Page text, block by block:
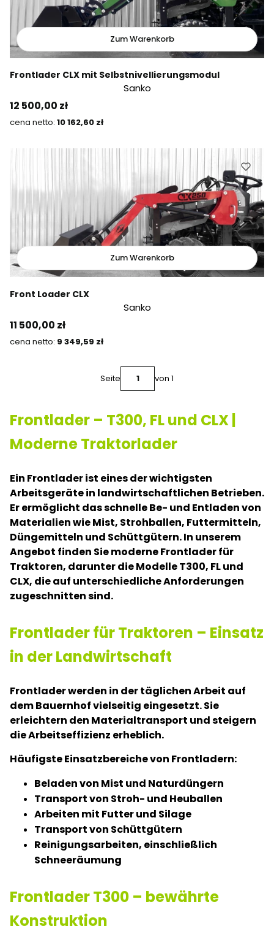
Zum Warenkorb
Frontlader CLX mit Selbstnivellierungsmodul
Sanko
Preis
12 500,00 zł
Preis
10 162,60 zł
Zum Warenkorb
Front Loader CLX
Sanko
Preis
11 500,00 zł
Preis
9 349,59 zł
Seite von 1
Frontlader – T300, FL und CLX |
Moderne Traktorlader
Ein Frontlader ist eines der wichtigsten
Arbeitsgeräte in landwirtschaftlichen Betrieben.
Er ermöglicht das schnelle Be- und Entladen von
Materialien wie Mist, Strohballen, Futtermitteln,
Düngemitteln und Schüttgütern. In unserem
Angebot finden Sie moderne Frontlader für
Traktoren, darunter die Modelle T300, FL und
CLX, die auf unterschiedliche Anforderungen
zugeschnitten sind.
Frontlader für Traktoren – Einsatz
in der Landwirtschaft
Frontlader werden in der täglichen Arbeit auf
dem Bauernhof vielseitig eingesetzt. Sie
erleichtern den Materialtransport und steigern
die Arbeitseffizienz erheblich.
Häufigste Einsatzbereiche von Frontladern:
Beladen von Mist und Naturdüngern
Transport von Stroh- und Heuballen
Arbeiten mit Futter und Silage
Transport von Schüttgütern
Reinigungsarbeiten, einschließlich
Schneeräumung
Frontlader T300 – bewährte
Konstruktion